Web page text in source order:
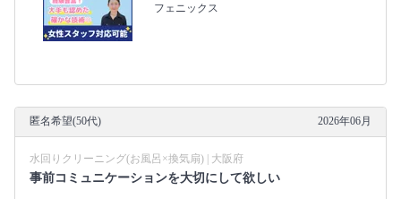
フェニックス
匿名希望(50代) 2026年06月
水回りクリーニング(お風呂×換気扇) | 大阪府
事前コミュニケーションを大切にして欲しい